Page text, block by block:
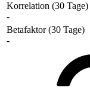
Korrelation (30 Tage)
-
Betafaktor (30 Tage)
-